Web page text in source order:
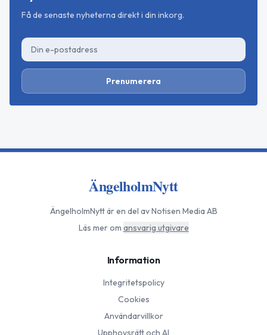
Få de senaste nyheterna direkt i din inkorg.
Prenumerera
ÄngelholmNytt
ÄngelholmNyttär en del av Notisen Media AB
Läs mer om ansvarig utgivare
Information
Integritetspolicy
Cookies
Användarvillkor
Upphovsrätt och AI